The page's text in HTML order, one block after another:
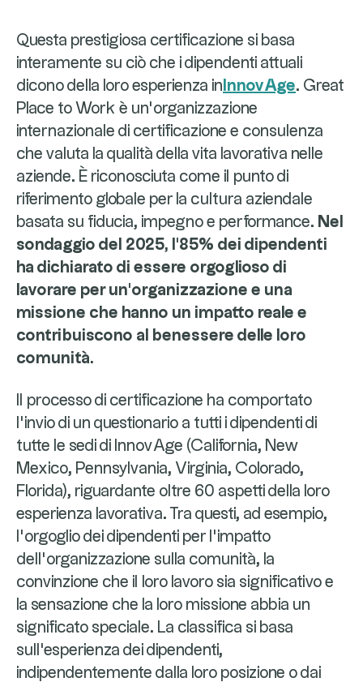
Questa prestigiosa certificazione si basa
interamente su ciò che i dipendenti attuali
dicono della loro esperienza in InnovAge. Great
Place to Work è un'organizzazione
internazionale di certificazione e consulenza
che valuta la qualità della vita lavorativa nelle
aziende. È riconosciuta come il punto di
riferimento globale per la cultura aziendale
basata su fiducia, impegno e performance. Nel
sondaggio del 2025, l'85% dei dipendenti
ha dichiarato di essere orgoglioso di
lavorare per un'organizzazione e una
missione che hanno un impatto reale e
contribuiscono al benessere delle loro
comunità.
Il processo di certificazione ha comportato
l'invio di un questionario a tutti i dipendenti di
tutte le sedi di InnovAge (California, New
Mexico, Pennsylvania, Virginia, Colorado,
Florida), riguardante oltre 60 aspetti della loro
esperienza lavorativa. Tra questi, ad esempio,
l'orgoglio dei dipendenti per l'impatto
dell'organizzazione sulla comunità, la
convinzione che il loro lavoro sia significativo e
la sensazione che la loro missione abbia un
significato speciale. La classifica si basa
sull'esperienza dei dipendenti,
indipendentemente dalla loro posizione o dai